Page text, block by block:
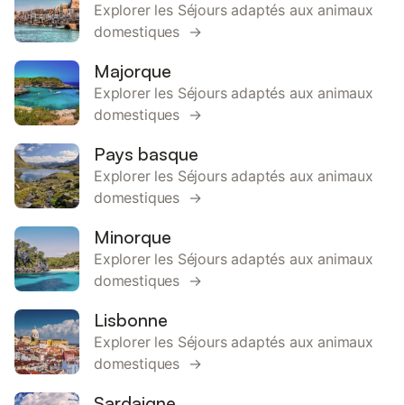
Explorer les Séjours adaptés aux animaux
domestiques →
Majorque
Explorer les Séjours adaptés aux animaux
domestiques →
Pays basque
Explorer les Séjours adaptés aux animaux
domestiques →
Minorque
Explorer les Séjours adaptés aux animaux
domestiques →
Lisbonne
Explorer les Séjours adaptés aux animaux
domestiques →